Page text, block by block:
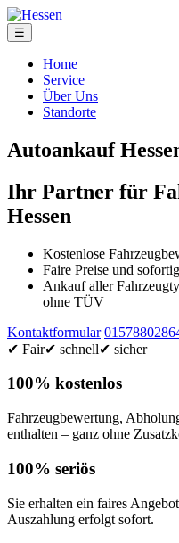
☰
Home
Service
Über Uns
Standorte
Autoankauf
Ihr Partner für
Hessen
Kostenlose
Faire Preise und
Ankauf aller
ohne TÜV
Kontaktformular
✔ Fair✔ schnell✔ sicher
100% kostenlos
Fahrzeugbewertung,
enthalten – ganz ohne
100% seriös
Sie erhalten ein faires
Auszahlung erfolgt sofort.